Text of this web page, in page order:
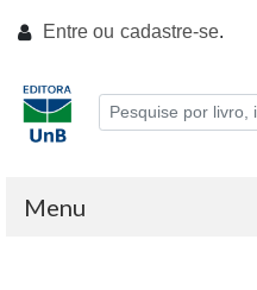
Entre ou cadastre-se.
Menu